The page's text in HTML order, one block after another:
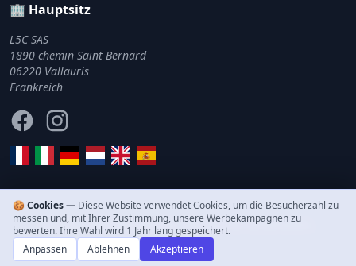
🏢 Hauptsitz
L5C SAS
1890 chemin Saint Bernard
06220 Vallauris
Frankreich
FacebookInstagram
© 2011–2026 WonderCity. Alle Rechte vorbehalten.
🍪 Cookies — Diese Website verwendet Cookies, um die Besucherzahl zu
messen und, mit Ihrer Zustimmung, unsere Werbekampagnen zu
bewerten. Ihre Wahl wird 1 Jahr lang gespeichert.
Anpassen
Ablehnen Akzeptieren